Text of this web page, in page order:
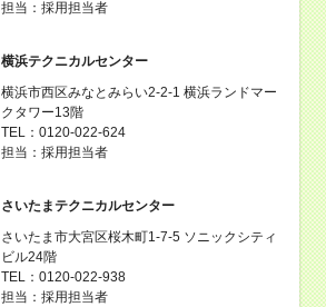
担当：採用担当者
横浜テクニカルセンター
横浜市西区みなとみらい2-2-1 横浜ランドマー
クタワー13階
TEL：0120-022-624
担当：採用担当者
さいたまテクニカルセンター
さいたま市大宮区桜木町1-7-5 ソニックシティ
ビル24階
TEL：0120-022-938
担当：採用担当者